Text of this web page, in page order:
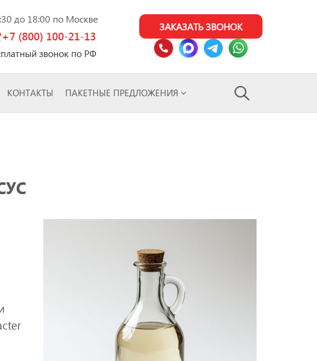
до 18:00 по Москве
+7 (800) 100-21-13
звонок по РФ
ЗАКАЗАТЬ ЗВОНОК
КОНТАКТЫ ПАКЕТНЫЕ ПРЕДЛОЖЕНИЯ